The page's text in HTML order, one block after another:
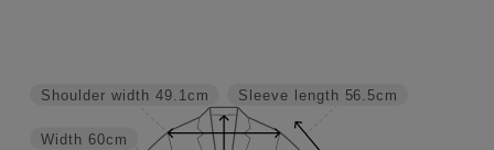
Sleeve length 56.5cm
Width 60cm
Shoulder width 49.1cm